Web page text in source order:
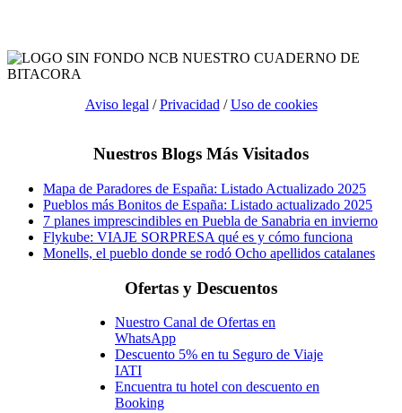
Aviso legal/Privacidad/Uso de cookies
Nuestros Blogs Más Visitados
Mapa de Paradores de España: Listado Actualizado 2025
Pueblos más Bonitos de España: Listado actualizado 2025
7 planes imprescindibles en Puebla de Sanabria en invierno
Flykube: VIAJE SORPRESA qué es y cómo funciona
Monells, el pueblo donde se rodó Ocho apellidos catalanes
Ofertas y Descuentos
Nuestro Canal de Ofertas en
WhatsApp
Descuento 5% en tu Seguro de Viaje
IATI
Encuentra tu hotel con descuento en
Booking